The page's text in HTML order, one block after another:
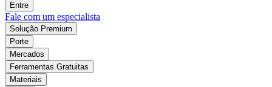
Entre
Fale com um especialista
Solução Premium
Porte
Mercados
Ferramentas Gratuitas
Materiais